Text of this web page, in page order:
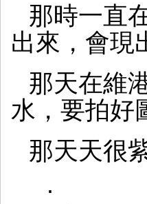
那時一直
出來，會現
那天在維
水，要拍好
那天天很
.